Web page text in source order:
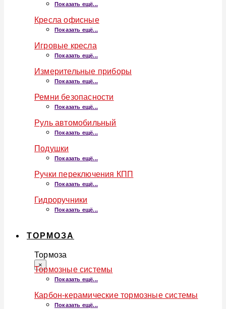
Показать ещё...
Кресла офисные
Показать ещё...
Игровые кресла
Показать ещё...
Измерительные приборы
Показать ещё...
Ремни безопасности
Показать ещё...
Руль автомобильный
Показать ещё...
Подушки
Показать ещё...
Ручки переключения КПП
Показать ещё...
Гидроручники
Показать ещё...
ТОРМОЗА
Тормоза
×
Тормозные системы
Показать ещё...
Карбон-керамические тормозные системы
Показать ещё...